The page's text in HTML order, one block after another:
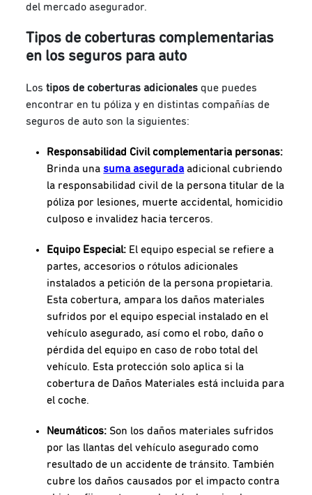
del mercado asegurador.
Tipos de coberturas complementarias
en los seguros para auto
Los tipos de coberturas adicionales que puedes
encontrar en tu póliza y en distintas compañías de
seguros de auto son la siguientes:
Responsabilidad Civil complementaria personas:
Brinda unasuma asegurada adicional cubriendo
la responsabilidad civil de la persona titular de la
póliza por lesiones, muerte accidental, homicidio
culposo e invalidez hacia terceros.
Equipo Especial: El equipo especial se refiere a
partes, accesorios o rótulos adicionales
instalados a petición de la persona propietaria.
Esta cobertura, ampara los daños materiales
sufridos por el equipo especial instalado en el
vehículo asegurado, así como el robo, daño o
pérdida del equipo en caso de robo total del
vehículo. Esta protección solo aplica si la
cobertura de Daños Materiales está incluida para
el coche.
Neumáticos: Son los daños materiales sufridos
por las llantas del vehículo asegurado como
resultado de un accidente de tránsito. También
cubre los daños causados por el impacto contra